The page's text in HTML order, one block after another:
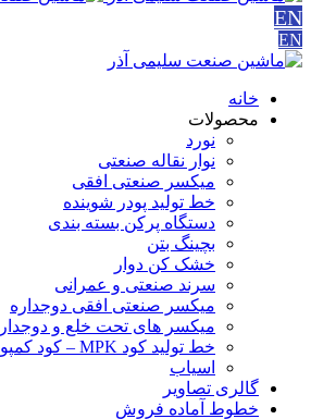
EN
EN
خانه
محصولات
نورد
نوار نقاله صنعتی
ميكسر صنعتی افقی
خط تولید پودر شوينده
دستگاه پرکن بسته بندی
بچينگ بتن
خشک کن دوار
سرند صنعتی و عمرانی
میکسر صنعتی افقی دوجداره
میکسر های تحت خلع و
خط تولید کود MPK – کود کمپوست – اوره فسفات
اسیاب
گالری تصاویر
خطوط آماده فروش